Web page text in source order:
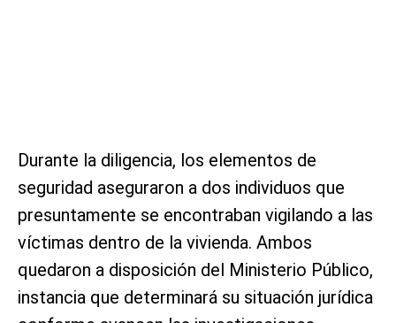
Durante la diligencia, los elementos de
seguridad aseguraron a dos individuos que
presuntamente se encontraban vigilando a las
víctimas dentro de la vivienda. Ambos
quedaron a disposición del Ministerio Público,
instancia que determinará su situación jurídica